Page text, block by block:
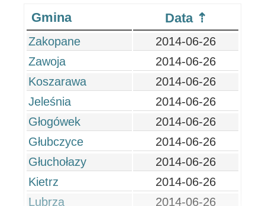
Gmina Data
Zakopane
2014-06-26
Zawoja
2014-06-26
Koszarawa
2014-06-26
Jeleśnia
2014-06-26
Głogówek
2014-06-26
Głubczyce
2014-06-26
Głuchołazy
2014-06-26
Kietrz
2014-06-26
Lubrza
2014-06-26